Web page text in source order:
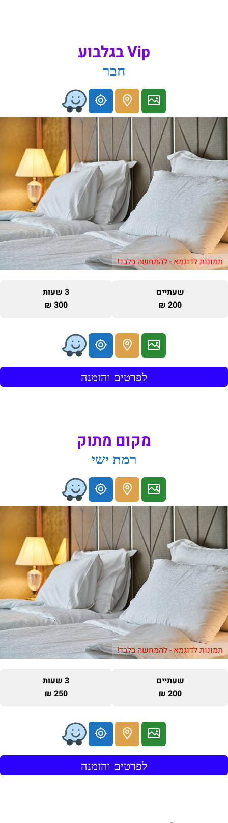
Vip בגלבוע
חבר
תמונות לדוגמא - להמחשה בלבד!
שעתיים
200 ₪
3 שעות
300 ₪
לפרטים והזמנה
מקום מתוק
רמת ישי
תמונות לדוגמא - להמחשה בלבד!
שעתיים
200 ₪
3 שעות
250 ₪
לפרטים והזמנה